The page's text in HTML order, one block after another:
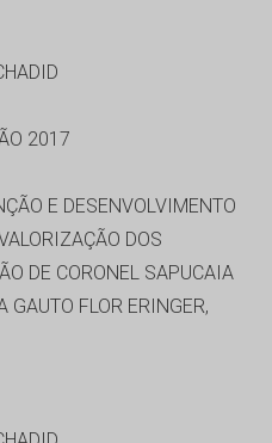
2017
E DESENVOLVIMENTO
DOS
DE CORONEL SAPUCAIA
GAUTO FLOR ERINGER,